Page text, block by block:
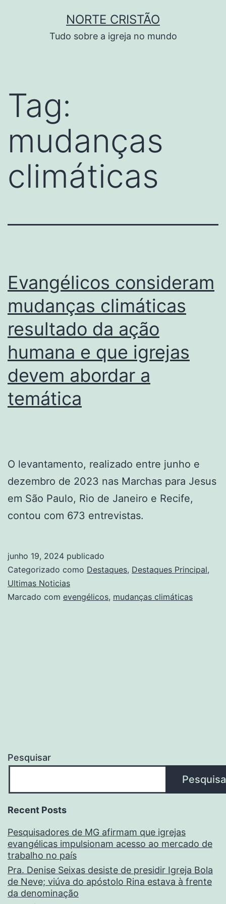
NORTE CRISTÃO
Tudo sobre a igreja no mundo
Tag:
mudanças
climáticas
Evangélicos consideram
mudanças climáticas
resultado da ação
humana e que igrejas
devem abordar a
temática
O levantamento, realizado entre junho e
dezembro de 2023 nas Marchas para Jesus
em São Paulo, Rio de Janeiro e Recife,
contou com 673 entrevistas.
junho 19, 2024 publicado
Categorizado como Destaques, Destaques Principal,
Ultimas Noticias
Marcado com evengélicos, mudanças climáticas
Pesquisar
Recent Posts
Pesquisadores de MG afirmam que igrejas
evangélicas impulsionam acesso ao mercado de
trabalho no país
Pra. Denise Seixas desiste de presidir Igreja Bola
de Neve; viúva do apóstolo Rina estava à frente
da denominação